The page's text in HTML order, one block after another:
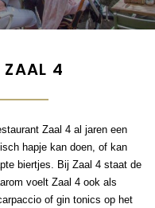
ZAAL 4
Zaal 4 al jaren een
hapje kan doen, of kan
biertjes. Bij Zaal 4 staat de
voelt Zaal 4 ook als
of gin tonics op het